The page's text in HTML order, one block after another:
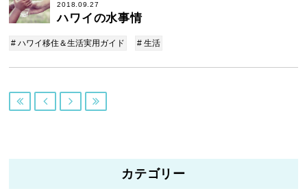
2018.09.27
ハワイの水事情
# ハワイ移住＆生活実用ガイド # 生活
   
カテゴリー